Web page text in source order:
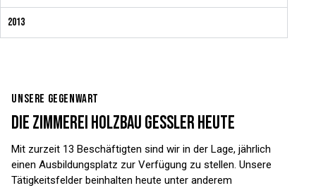
2013
UNSERE GEGENWART
DIE ZIMMEREI HOLZBAU GESSLER HEUTE
Mit zurzeit 13 Beschäftigten sind wir in der Lage, jährlich
einen Ausbildungsplatz zur Verfügung zu stellen. Unsere
Tätigkeitsfelder beinhalten heute unter anderem